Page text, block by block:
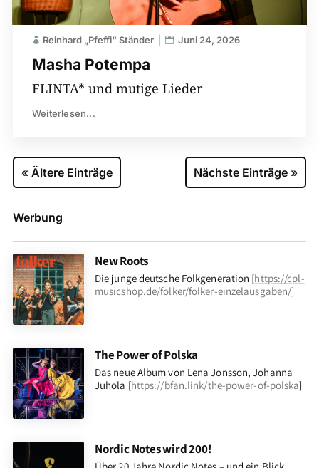
Masha Potempa
Reinhard „Pfeffi“ Ständer Juni 24, 2026
FLINTA* und mutige Lieder
Weiterlesen...
« Ältere Einträge Nächste Einträge »
Werbung
New Roots
Die junge deutsche Folkgeneration [https://cpl-
musicshop.de/folker/folker-einzelausgaben/]
The Power of Polska
Das neue Album von Lena Jonsson, Johanna
Juhola [https://bfan.link/the-power-of-polska]
Nordic Notes wird 200!